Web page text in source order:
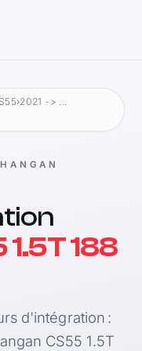
›2021 -> ...
188
d'intégration :
CS55 1.5T